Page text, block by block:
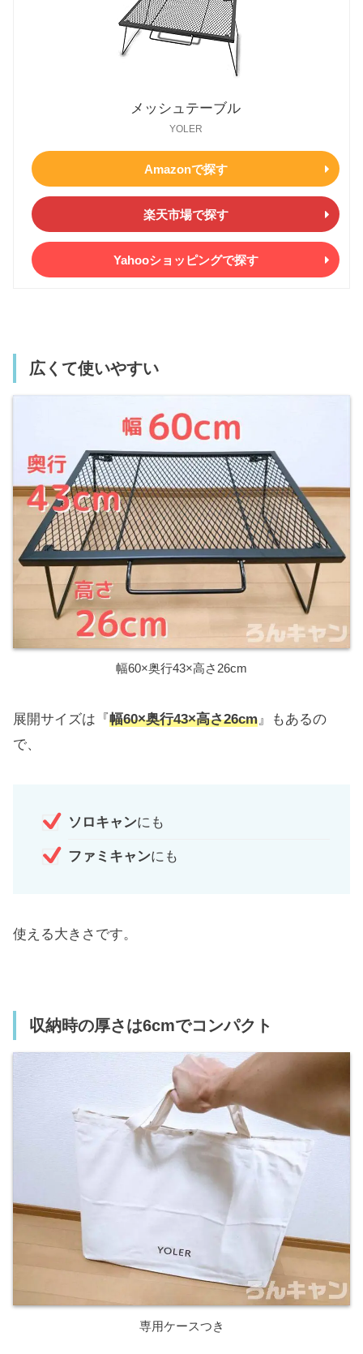
メッシュテーブル
YOLER
Amazonで探す
楽天市場で探す
Yahooショッピングで探す
広くて使いやすい
幅60×奥行43×高さ26cm
展開サイズは『 幅60×奥行43×高さ26cm』もあるの
で、
ソロキャンにも
ファミキャンにも
使える大きさです。
収納時の厚さは6cmでコンパクト
専用ケースつき